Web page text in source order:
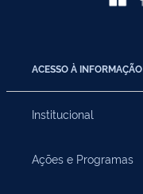
ACESSO À INFORMAÇÃO
Institucional
Ações e Programas